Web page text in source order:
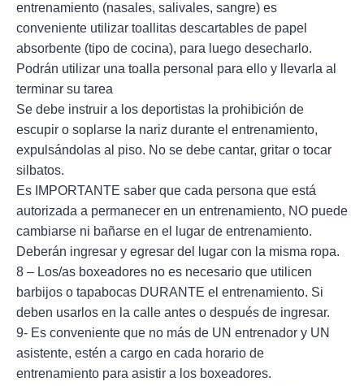
entrenamiento (nasales, salivales, sangre) es
conveniente utilizar toallitas descartables de papel
absorbente (tipo de cocina), para luego desecharlo.
Podrán utilizar una toalla personal para ello y llevarla al
terminar su tarea
Se debe instruir a los deportistas la prohibición de
escupir o soplarse la nariz durante el entrenamiento,
expulsándolas al piso. No se debe cantar, gritar o tocar
silbatos.
Es IMPORTANTE saber que cada persona que está
autorizada a permanecer en un entrenamiento, NO puede
cambiarse ni bañarse en el lugar de entrenamiento.
Deberán ingresar y egresar del lugar con la misma ropa.
8 – Los/as boxeadores no es necesario que utilicen
barbijos o tapabocas DURANTE el entrenamiento. Si
deben usarlos en la calle antes o después de ingresar.
9- Es conveniente que no más de UN entrenador y UN
asistente, estén a cargo en cada horario de
entrenamiento para asistir a los boxeadores.